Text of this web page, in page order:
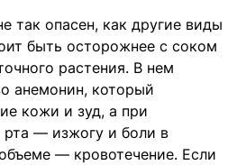
так опасен, как другие виды
быть осторожнее с соком
растения. В нем
анемонин, который
кожи и зуд, а при
рта — изжогу и боли в
— кровотечение. Если